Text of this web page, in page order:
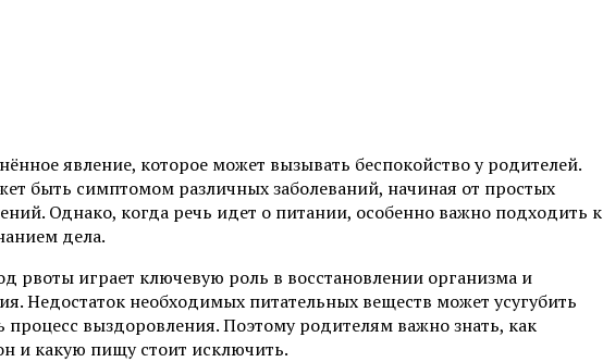
явление, которое может вызывать беспокойство у родителей.
быть симптомом различных заболеваний, начиная от простых
Однако, когда речь идет о питании, особенно важно подходить к
дела.
рвоты играет ключевую роль в восстановлении организма и
Недостаток необходимых питательных веществ может усугубить
процесс выздоровления. Поэтому родителям важно знать, как
и какую пищу стоит исключить.